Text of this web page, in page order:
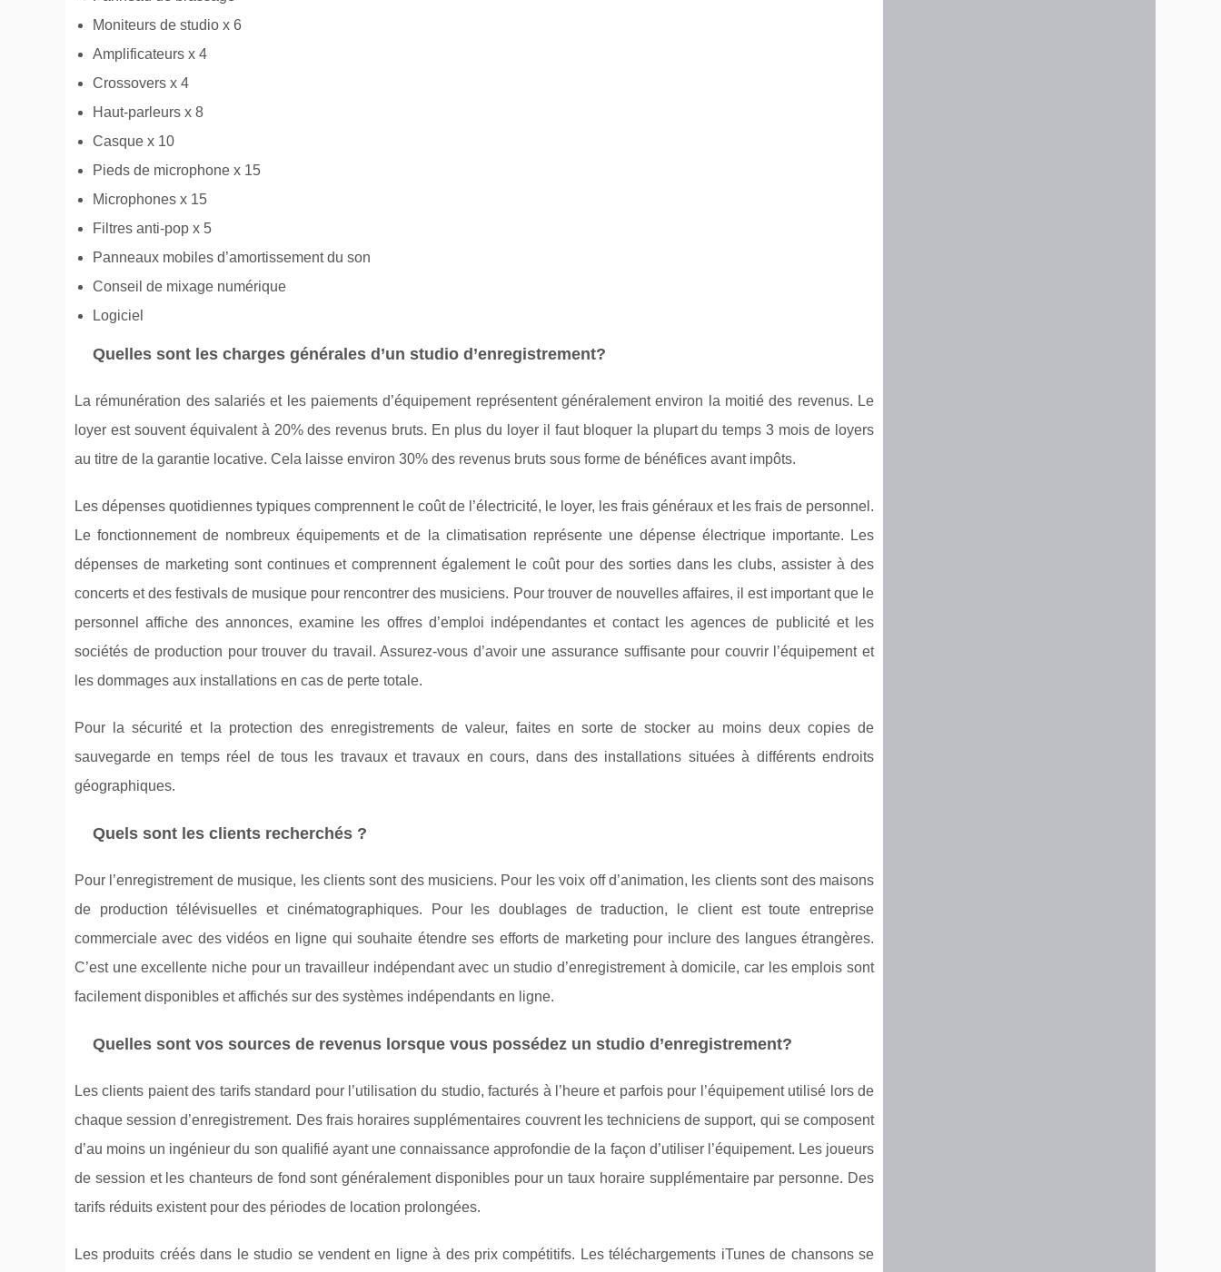
Moniteurs de studio x 6
Amplificateurs x 4
Crossovers x 4
Haut-parleurs x 8
Casque x 10
Pieds de microphone x 15
Microphones x 15
Filtres anti-pop x 5
Panneaux mobiles d’amortissement du son
Conseil de mixage numérique
Logiciel
Quelles sont les charges générales d’un studio d’enregistrement?
La rémunération des salariés et les paiements d’équipement représentent généralement environ la moitié des revenus. Le
loyer est souvent équivalent à 20% des revenus bruts. En plus du loyer il faut bloquer la plupart du temps 3 mois de loyers
au titre de la garantie locative. Cela laisse environ 30% des revenus bruts sous forme de bénéfices avant impôts.
Les dépenses quotidiennes typiques comprennent le coût de l’électricité, le loyer, les frais généraux et les frais de personnel.
Le fonctionnement de nombreux équipements et de la climatisation représente une dépense électrique importante. Les
dépenses de marketing sont continues et comprennent également le coût pour des sorties dans les clubs, assister à des
concerts et des festivals de musique pour rencontrer des musiciens. Pour trouver de nouvelles affaires, il est important que le
personnel affiche des annonces, examine les offres d’emploi indépendantes et contact les agences de publicité et les
sociétés de production pour trouver du travail. Assurez-vous d’avoir une assurance suffisante pour couvrir l’équipement et
les dommages aux installations en cas de perte totale.
Pour la sécurité et la protection des enregistrements de valeur, faites en sorte de stocker au moins deux copies de
sauvegarde en temps réel de tous les travaux et travaux en cours, dans des installations situées à différents endroits
géographiques.
Quels sont les clients recherchés ?
Pour l’enregistrement de musique, les clients sont des musiciens. Pour les voix off d’animation, les clients sont des maisons
de production télévisuelles et cinématographiques. Pour les doublages de traduction, le client est toute entreprise
commerciale avec des vidéos en ligne qui souhaite étendre ses efforts de marketing pour inclure des langues étrangères.
C’est une excellente niche pour un travailleur indépendant avec un studio d’enregistrement à domicile, car les emplois sont
facilement disponibles et affichés sur des systèmes indépendants en ligne.
Quelles sont vos sources de revenus lorsque vous possédez un studio d’enregistrement?
Les clients paient des tarifs standard pour l’utilisation du studio, facturés à l’heure et parfois pour l’équipement utilisé lors de
chaque session d’enregistrement. Des frais horaires supplémentaires couvrent les techniciens de support, qui se composent
d’au moins un ingénieur du son qualifié ayant une connaissance approfondie de la façon d’utiliser l’équipement. Les joueurs
de session et les chanteurs de fond sont généralement disponibles pour un taux horaire supplémentaire par personne. Des
tarifs réduits existent pour des périodes de location prolongées.
Les produits créés dans le studio se vendent en ligne à des prix compétitifs. Les téléchargements iTunes de chansons se